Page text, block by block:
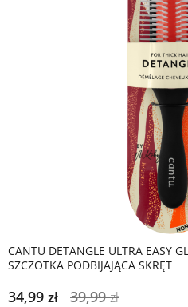
CANTU DETANGLE ULTRA EASY
SZCZOTKA PODBIJAJĄCA SKRĘT
34,99 zł 39,99zł